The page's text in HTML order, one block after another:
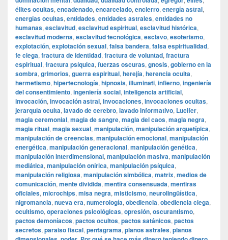
élites ocultas, encadenado, encarcelado, encierro, energía astral,
energías ocultas, entidades, entidades astrales, entidades no
humanas, esclavitud, esclavitud espiritual, esclavitud histórica,
esclavitud moderna, esclavitud tecnológica, esclavo, esoterismo,
explotación, explotación sexual, falsa bandera, falsa espiritualidad,
fe ciega, fractura de identidad, fractura de voluntad, fractura
espiritual, fractura psíquica, fuerzas oscuras, gnosis, gobierno en la
sombra, grimorios, guerra espiritual, herejía, herencia oculta,
hermetismo, hipertecnología, hipnosis, illuminati, infierno, ingeniería
del consentimiento, ingeniería social, inteligencia artificial,
invocación, invocación astral, invocaciones, invocaciones ocultas,
jerarquía oculta, lavado de cerebro, lavado informativo, Lucifer,
magia ceremonial, magia de sangre, magia del caos, magia negra,
magia ritual, magia sexual, manipulación, manipulación arquetípica,
manipulación de creencias, manipulación emocional, manipulación
energética, manipulación generacional, manipulación genética,
manipulación interdimensional, manipulación masiva, manipulación
mediática, manipulación onírica, manipulación psíquica,
manipulación religiosa, manipulación simbólica, matrix, medios de
comunicación, mente dividida, mentira consensuada, mentiras
oficiales, microchips, misa negra, misticismo, neurolingüística,
nigromancia, nueva era, numerología, obediencia, obediencia ciega,
ocultismo, operaciones psicológicas, opresión, oscurantismo,
pactos demoníacos, pactos ocultos, pactos satánicos, pactos
secretos, paraiso fiscal, pentagrama, planos astrales, planos